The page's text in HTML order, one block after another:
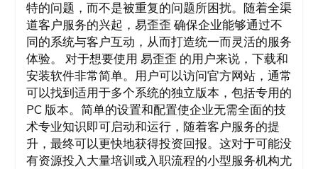
特的问题，而不是被重复的问题所困扰。随着全渠
道客户服务的兴起，易歪歪 确保企业能够通过不
同的系统与客户互动，从而打造统一而灵活的服务
体验。 对于想要使用 易歪歪 的用户来说，下载和
安装软件非常简单。用户可以访问官方网站，通常
可以找到适用于多个系统的独立版本，包括专用的
PC 版本。简单的设置和配置使企业无需全面的技
术专业知识即可启动和运行，随着客户服务的提
升，最终可以更快地获得投资回报。这对于可能没
有资源投入大量培训或入职流程的小型服务机构尤